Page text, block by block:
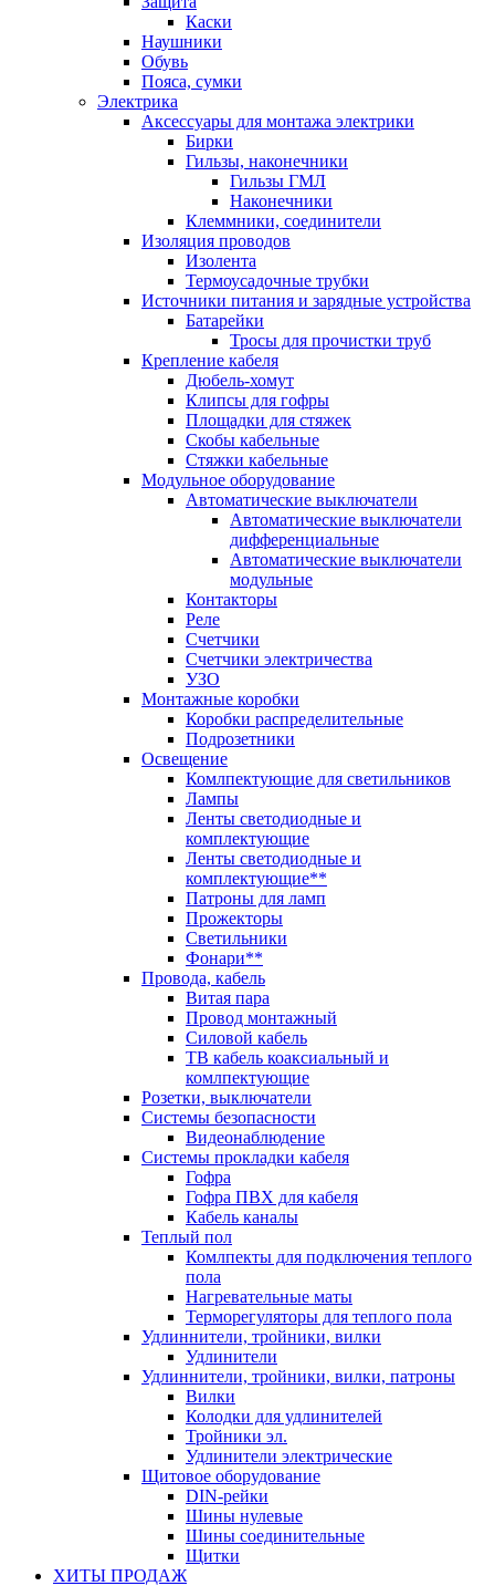
Каски
Наушники
Обувь
Пояса, сумки
Электрика
Аксессуары для монтажа электрики
Бирки
Гильзы, наконечники
Гильзы ГМЛ
Наконечники
Клеммники, соединители
Изоляция проводов
Изолента
Термоусадочные трубки
Источники питания и зарядные устройства
Батарейки
Тросы для прочистки труб
Крепление кабеля
Дюбель-хомут
Клипсы для гофры
Площадки для стяжек
Скобы кабельные
Стяжки кабельные
Модульное оборудование
Автоматические выключатели
Автоматические выключатели
дифференциальные
Автоматические выключатели
модульные
Контакторы
Реле
Счетчики
Счетчики электричества
УЗО
Монтажные коробки
Коробки распределительные
Подрозетники
Освещение
Комлпектующие для светильников
Лампы
Ленты светодиодные и
комплектующие
Ленты светодиодные и
комплектующие**
Патроны для ламп
Прожекторы
Светильники
Фонари**
Провода, кабель
Витая пара
Провод монтажный
Силовой кабель
ТВ кабель коаксиальный и
комлпектующие
Розетки, выключатели
Системы безопасности
Видеонаблюдение
Системы прокладки кабеля
Гофра
Гофра ПВХ для кабеля
Кабель каналы
Теплый пол
Комлпекты для подключения теплого
пола
Нагревательные маты
Терморегуляторы для теплого пола
Удлиннители, тройники, вилки
Удлинители
Удлиннители, тройники, вилки, патроны
Вилки
Колодки для удлинителей
Тройники эл.
Удлинители электрические
Щитовое оборудование
DIN-рейки
Шины нулевые
Шины соединительные
Щитки
ХИТЫ ПРОДАЖ